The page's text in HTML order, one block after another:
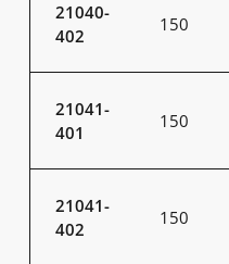
21040-
402
150
21041-
401
150
21041-
402
150